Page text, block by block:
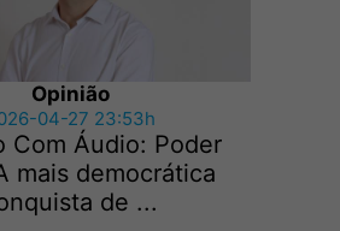
Opinião
04-27 23:53h
Com Áudio: Poder
mais democrática
de ...